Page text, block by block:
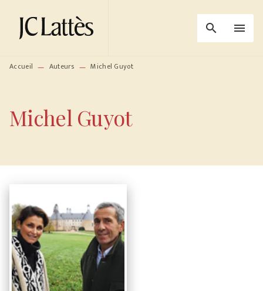
MENU RECHERCHE
PIED DE PAGE
search menu
Accueil — Auteurs — Michel Guyot
Michel Guyot